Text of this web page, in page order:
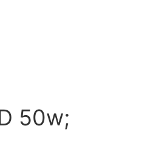
50w;